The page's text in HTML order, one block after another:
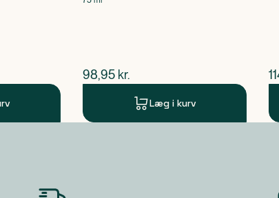
$nuværende pris
98,95 kr.
Læg i kurv
$